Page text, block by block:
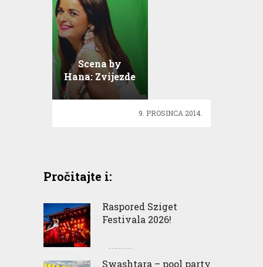
Scena by
Hana: Zvijezde
Tony Cetinski
i Ana Rucner
9. PROSINCA 2014.
Pročitajte i:
Raspored Sziget
Festivala 2026!
Swashtara – pool party